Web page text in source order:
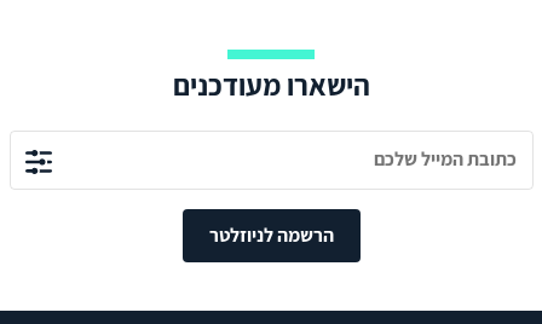
הישארו מעודכנים
הרשמה לניוזלטר